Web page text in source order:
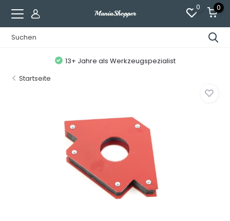
0 0
13+ Jahre als Werkzeugspezialist
Startseite